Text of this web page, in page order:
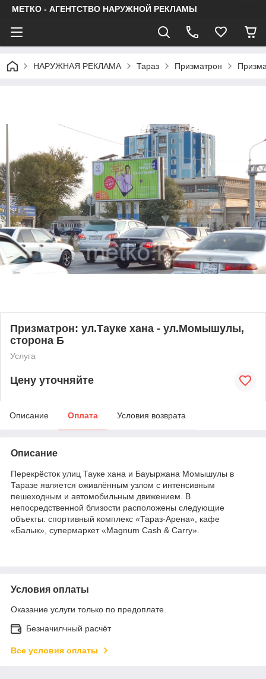
МЕТКО - АГЕНТСТВО НАРУЖНОЙ РЕКЛАМЫ
НАРУЖНАЯ РЕКЛАМА Тараз Призматрон
Призматрон: ул.Тауке хана - ул.Момышулы,
сторона Б
Услуга
Цену уточняйте
Описание Оплата Условия возврата
Описание
​Перекрёсток улиц Тауке хана и Бауыржана Момышулы в
Таразе является оживлённым узлом с интенсивным
пешеходным и автомобильным движением. В
непосредственной близости расположены следующие
объекты:​ спортивный комплекс «Тараз-Арена», кафе
«Балык», супермаркет «Magnum Cash & Carry».
Условия оплаты
Оказание услуги только по предоплате.
Безначилчный расчёт
Все условия оплаты